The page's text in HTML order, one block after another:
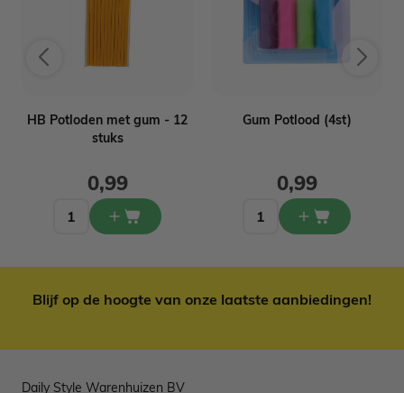
HB Potloden met gum - 12
stuks
0,99
Gum Potlood (4st)
0,99
Blijf op de hoogte van onze laatste aanbiedingen!
Daily Style Warenhuizen BV